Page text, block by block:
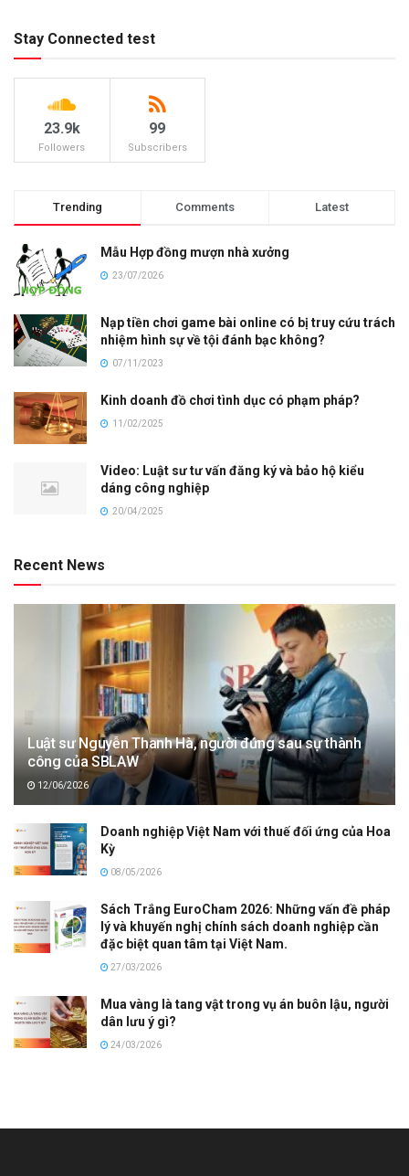
Stay Connected test
23.9k
Followers
99
Subscribers
Trending Comments Latest
Mẫu Hợp đồng mượn nhà xưởng
23/07/2026
Nạp tiền chơi game bài online có bị truy cứu trách
nhiệm hình sự về tội đánh bạc không?
07/11/2023
Kinh doanh đồ chơi tình dục có phạm pháp?
11/02/2025
Video: Luật sư tư vấn đăng ký và bảo hộ kiểu
dáng công nghiệp
20/04/2025
Recent News
Luật sư Nguyễn Thanh Hà, người đứng sau sự thành
công của SBLAW
12/06/2026
Doanh nghiệp Việt Nam với thuế đối ứng của Hoa
Kỳ
08/05/2026
Sách Trắng EuroCham 2026: Những vấn đề pháp
lý và khuyến nghị chính sách doanh nghiệp cần
đặc biệt quan tâm tại Việt Nam.
27/03/2026
Mua vàng là tang vật trong vụ án buôn lậu, người
dân lưu ý gì?
24/03/2026